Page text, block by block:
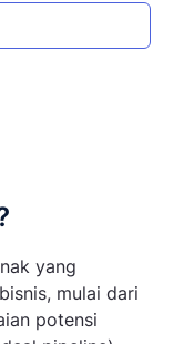
yang
mulai dari
potensi